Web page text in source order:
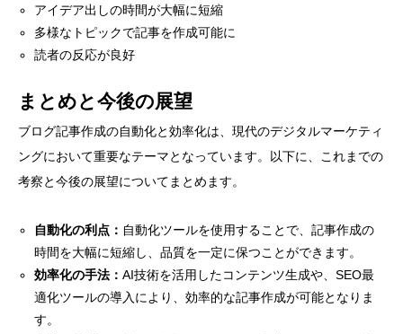
アイデア出しの時間が大幅に短縮
多様なトピックで記事を作成可能に
読者の反応が良好
まとめと今後の展望
ブログ記事作成の自動化と効率化は、現代のデジタルマーケティ
ングにおいて重要なテーマとなっています。以下に、これまでの
考察と今後の展望についてまとめます。
自動化の利点： 自動化ツールを使用することで、記事作成の
時間を大幅に短縮し、品質を一定に保つことができます。
効率化の手法：AI技術を活用したコンテンツ生成や、SEO最
適化ツールの導入により、効率的な記事作成が可能となりま
す。